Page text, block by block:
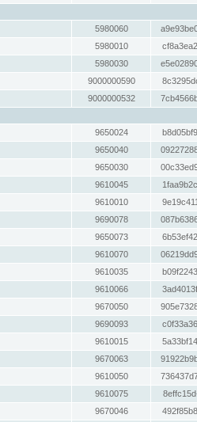
5980060
5980010
5980030
9000000590
9000000532
9650024
9650040
9650030
9610045
9610010
9690078
9650073
9610070
9610035
9610066
9670050
9690093
9610015
9670063
9610050
9610075
9670046